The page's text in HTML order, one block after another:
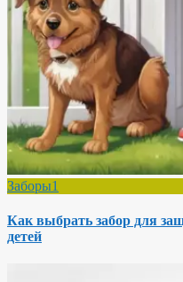
Заборы1
Как выбрать забор для
детей